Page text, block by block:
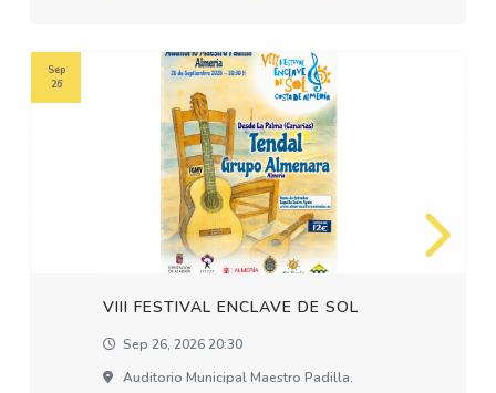
VIII FESTIVAL ENCLAVE DE SOL
Sep 26, 2026 20:30
Auditorio Municipal Maestro Padilla.
Sep
26